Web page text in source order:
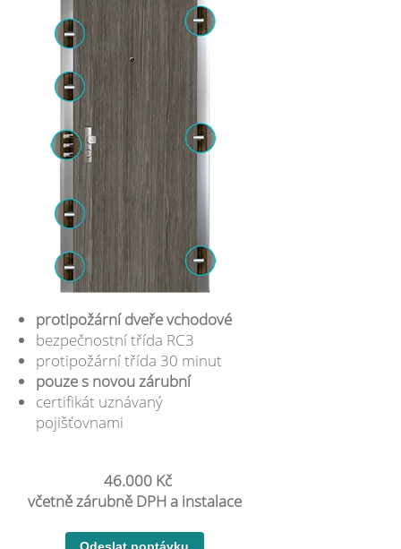
protipožární dveře vchodové
bezpečnostní třída RC3
protipožární třída 30 minut
pouze s novou zárubní
certifikát uznávaný
pojišťovnami
46.000 Kč
včetně zárubně DPH a instalace